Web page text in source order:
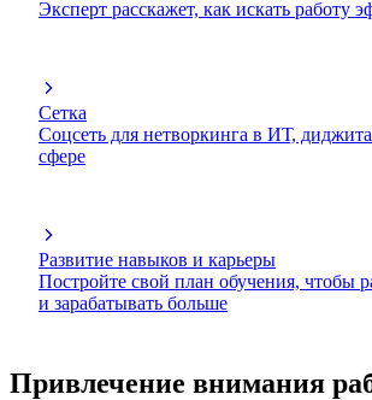
Эксперт расскажет, как искать работу
Сетка
Соцсеть для нетворкинга в ИТ,
сфере
Развитие навыков и карьеры
Постройте свой план обучения, чтобы
и зарабатывать больше
Привлечение внимания